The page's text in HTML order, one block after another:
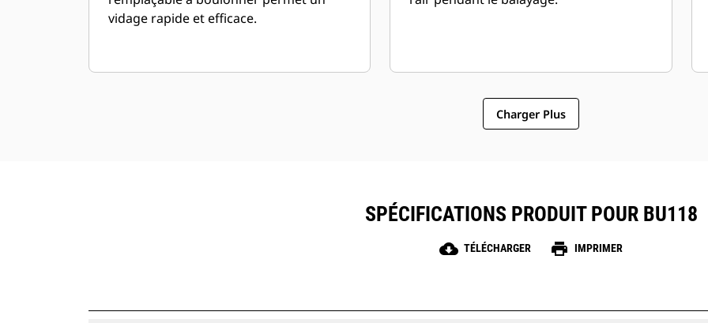
vidage rapide et efficace.
Charger Plus
SPÉCIFICATIONS PRODUIT POUR BU118
cloud_download TÉLÉCHARGER print IMPRIMER